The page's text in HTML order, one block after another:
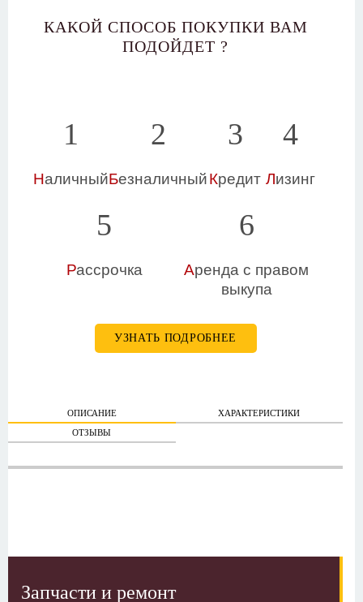
КАКОЙ СПОСОБ ПОКУПКИ ВАМ
ПОДОЙДЕТ ?
1
Наличный
2
Безналичный
3
Кредит
4
Лизинг
5
Рассрочка
6
Аренда с правом
выкупа
УЗНАТЬ ПОДРОБНЕЕ
ОПИСАНИЕ
ХАРАКТЕРИСТИКИ
ОТЗЫВЫ
Запчасти и ремонт